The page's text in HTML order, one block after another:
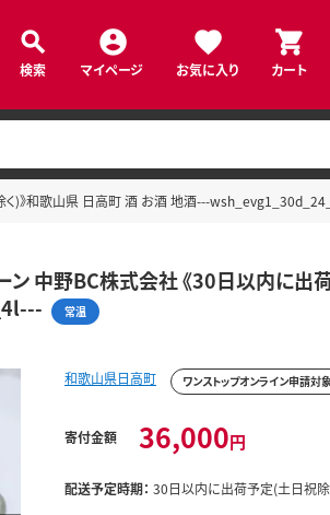
検索 マイページ お気に入り カート
)》和歌山県 日高町 酒 お酒 地酒---
中野BC株式会社 《30日以内に出
常温
和歌山県日高町 ワンストップオンライン申請対
寄付金額 36,000円
配送予定時期： 30日以内に出荷予定(土日祝除